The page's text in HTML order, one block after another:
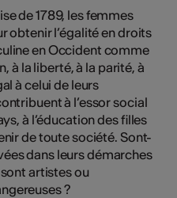
de 1789, les femmes
obtenir l’égalité en droits
en Occident comme
à la liberté, à la parité, à
à celui de leurs
à l’essor social
à l’éducation des filles
de toute société. Sont-
dans leurs démarches
artistes ou
?